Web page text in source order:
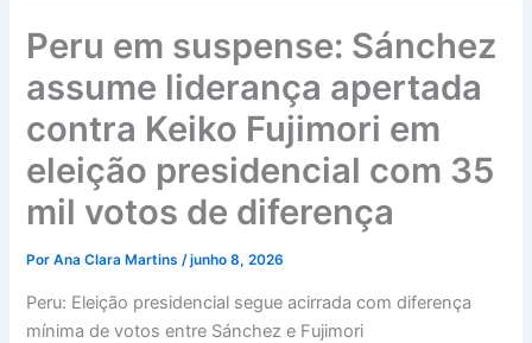
Peru em suspense: Sánchez
assume liderança apertada
contra Keiko Fujimori em
eleição presidencial com 35
mil votos de diferença
PorAna Clara Martins/junho 8, 2026
Peru: Eleição presidencial segue acirrada com diferença
mínima de votos entre Sánchez e Fujimori